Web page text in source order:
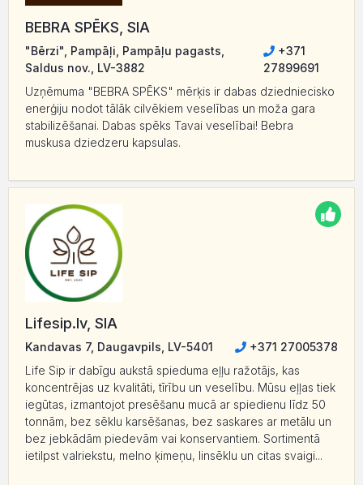
BEBRA SPĒKS, SIA
"Bērzi", Pampāļi, Pampāļu pagasts,
Saldus nov., LV-3882
+371
27899691
Uzņēmuma "BEBRA SPĒKS" mērķis ir dabas dziedniecisko
enerģiju nodot tālāk cilvēkiem veselības un moža gara
stabilizēšanai. Dabas spēks Tavai veselībai! Bebra
muskusa dziedzeru kapsulas.
Lifesip.lv, SIA
Kandavas 7, Daugavpils, LV-5401
+371 27005378
Life Sip ir dabīgu aukstā spieduma eļļu ražotājs, kas
koncentrējas uz kvalitāti, tīrību un veselību. Mūsu eļļas tiek
iegūtas, izmantojot presēšanu mucā ar spiedienu līdz 50
tonnām, bez sēklu karsēšanas, bez saskares ar metālu un
bez jebkādām piedevām vai konservantiem. Sortimentā
ietilpst valriekstu, melno ķimeņu, linsēklu un citas svaigi...